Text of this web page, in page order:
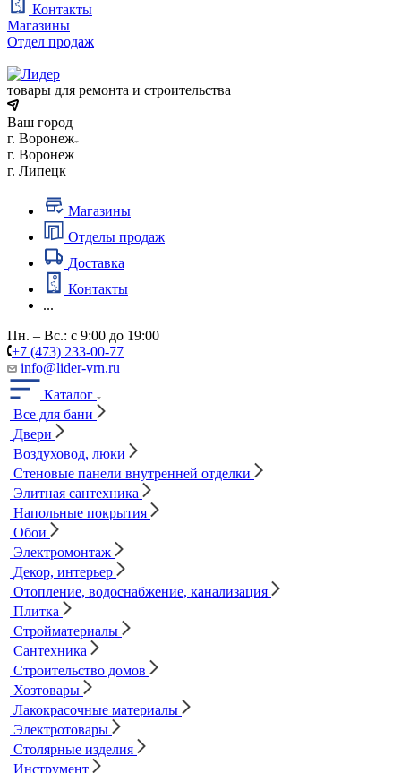
Контакты
Магазины
Отдел продаж
товары для ремонта и строительства
Ваш город
г. Воронеж
г. Воронеж
г. Липецк
Магазины
Отделы продаж
Доставка
Контакты
...
Пн. – Вс.: с 9:00 до 19:00
+7 (473) 233-00-77
info@lider-vrn.ru
Каталог
Все для бани
Двери
Воздуховод, люки
Стеновые панели внутренней отделки
Элитная сантехника
Напольные покрытия
Обои
Электромонтаж
Декор, интерьер
Отопление, водоснабжение, канализация
Плитка
Стройматериалы
Сантехника
Строительство домов
Хозтовары
Лакокрасочные материалы
Электротовары
Столярные изделия
Инструмент